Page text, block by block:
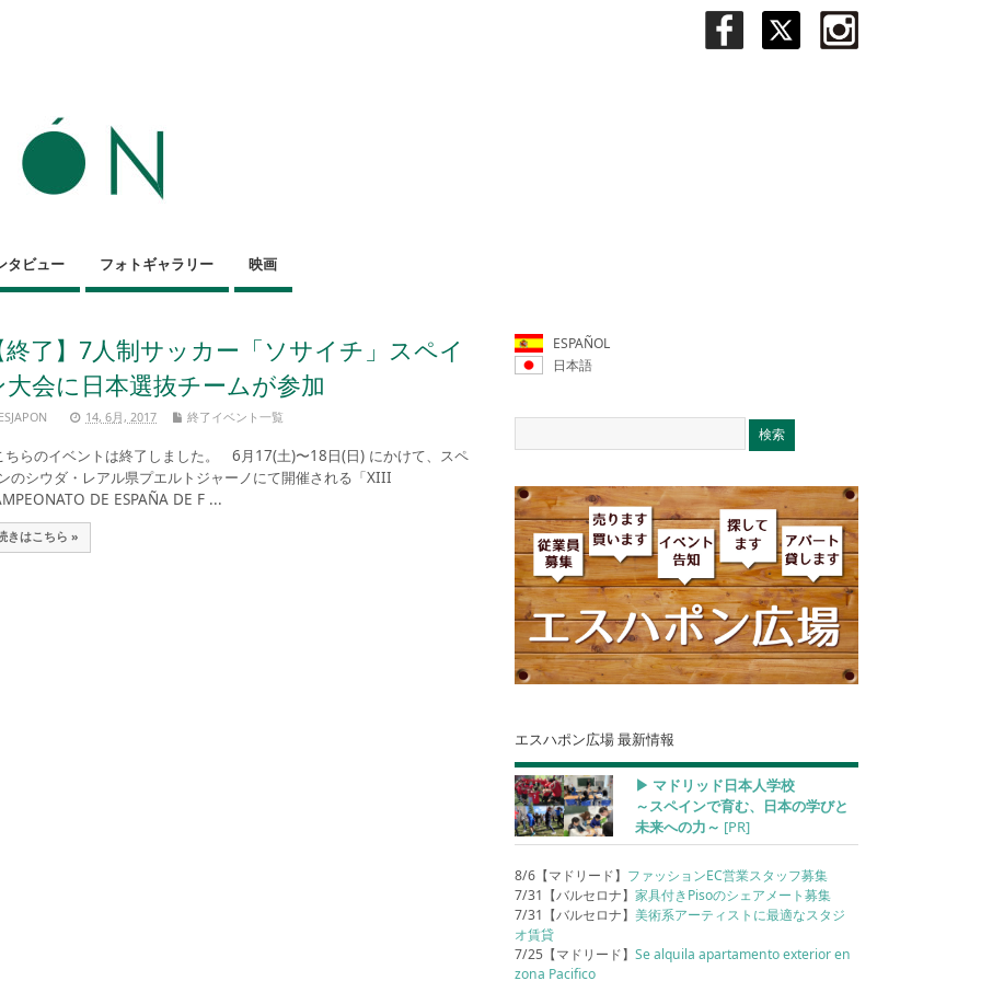
タビュー フォトギャラリー 映画
終了】7人制サッカー「ソサイチ」スペイ
大会に日本選抜チームが参加
14, 6月, 2017 終了イベント一覧
らのイベントは終了しました。 6月17(土)〜18日(日) にかけて、スペ
のシウダ・レアル県プエルトジャーノにて開催される「XIII
DE ESPAÑA DE F ...
きはこちら »
ESPAÑOL
日本語
エスハポン広場 最新情報
▶︎ マドリッド日本人学校
～スペインで育む、日本の学びと
未来への力～ [PR]
8/6【マドリード】 ファッションEC営業スタッフ募集
7/31【バルセロナ】家具付きPisoのシェアメート募集
7/31【バルセロナ】美術系アーティストに最適なスタジ
オ賃貸
7/25【マドリード】Se alquila apartamento exterior en
zona Pacifico